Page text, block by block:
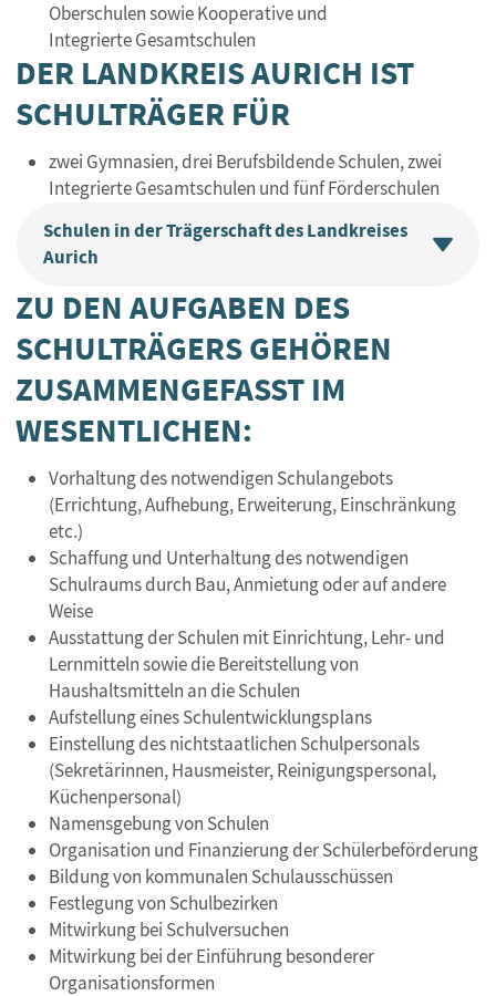
Oberschulen sowie Kooperative und
Integrierte Gesamtschulen
DER LANDKREIS AURICH IST
SCHULTRÄGER FÜR
zwei Gymnasien, drei Berufsbildende Schulen, zwei
Integrierte Gesamtschulen und fünf Förderschulen
Schulen in der Trägerschaft des Landkreises
Aurich
ZU DEN AUFGABEN DES
SCHULTRÄGERS GEHÖREN
ZUSAMMENGEFASST IM
WESENTLICHEN:
Vorhaltung des notwendigen Schulangebots
(Errichtung, Aufhebung, Erweiterung, Einschränkung
etc.)
Schaffung und Unterhaltung des notwendigen
Schulraums durch Bau, Anmietung oder auf andere
Weise
Ausstattung der Schulen mit Einrichtung, Lehr- und
Lernmitteln sowie die Bereitstellung von
Haushaltsmitteln an die Schulen
Aufstellung eines Schulentwicklungsplans
Einstellung des nichtstaatlichen Schulpersonals
(Sekretärinnen, Hausmeister, Reinigungspersonal,
Küchenpersonal)
Namensgebung von Schulen
Organisation und Finanzierung der Schülerbeförderung
Bildung von kommunalen Schulausschüssen
Festlegung von Schulbezirken
Mitwirkung bei Schulversuchen
Mitwirkung bei der Einführung besonderer
Organisationsformen